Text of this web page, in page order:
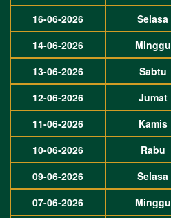
16-06-2026
Selasa
14-06-2026
Minggu
13-06-2026
Sabtu
12-06-2026
Jumat
11-06-2026
Kamis
10-06-2026
Rabu
09-06-2026
Selasa
07-06-2026
Minggu